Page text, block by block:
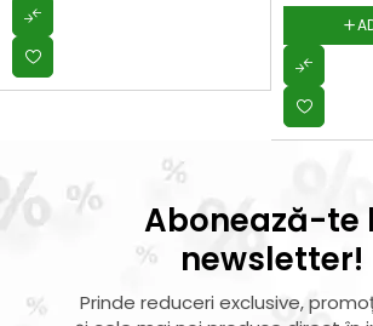
Abonează-te
newsletter!
Prinde reduceri exclusive,